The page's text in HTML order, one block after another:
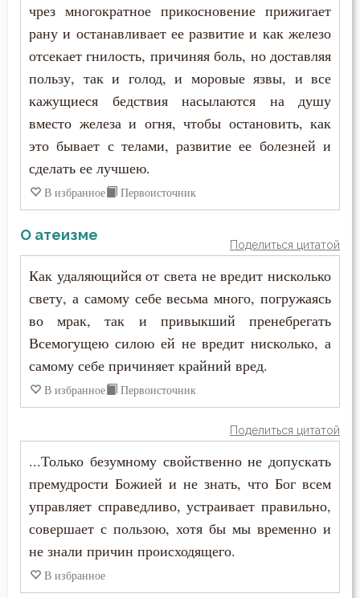
Роскошь
Самомнение
Самообладание
Свобода воли
Святость
Священное Писание
Семья
Сердце
Сквернословие
Скорбь
Скромность
Слава
Славолюбие
Сладострастие
чрез многократное прикосновение прижигает
рану и останавливает ее развитие и как железо
отсекает гнилость, причиняя боль, но доставляя
пользу, так и голод, и моровые язвы, и все
кажущиеся бедствия насылаются на душу
вместо железа и огня, чтобы остановить, как
это бывает с телами, развитие ее болезней и
сделать ее лучшею.
В избранное Первоисточник
О атеизме
Поделиться цитатой
Как удаляющийся от света не вредит нисколько
свету, а самому себе весьма много, погружаясь
во мрак, так и привыкший пренебрегать
Всемогущею силою ей не вредит нисколько, а
самому себе причиняет крайний вред.
В избранное Первоисточник
Поделиться цитатой
...Только безумному свойственно не допускать
премудрости Божией и не знать, что Бог всем
управляет справедливо, устраивает правильно,
совершает с пользою, хотя бы мы временно и
не знали причин происходящего.
В избранное